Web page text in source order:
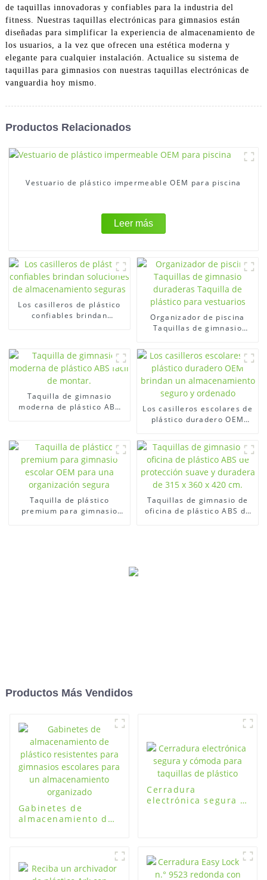
de taquillas innovadoras y confiables para la industria del
fitness. Nuestras taquillas electrónicas para gimnasios están
diseñadas para simplificar la experiencia de almacenamiento de
los usuarios, a la vez que ofrecen una estética moderna y
elegante para cualquier instalación. Actualice su sistema de
taquillas para gimnasios con nuestras taquillas electrónicas de
vanguardia hoy mismo.
Productos Relacionados
Vestuario de plástico impermeable OEM para piscina
Leer más
Los casilleros de plástico
confiables brindan
Organizador de piscina
Taquillas de gimnasio
Taquilla de gimnasio
moderna de plástico ABS
Los casilleros escolares de
plástico duradero OEM
almacenamiento seguro y
ordenado
Taquilla de plástico
premium para gimnasio
Taquillas de gimnasio de
oficina de plástico ABS de
Productos Más Vendidos
Gabinetes de
almacenamiento de
almacenamiento
organizado
Cerradura
electrónica segura y